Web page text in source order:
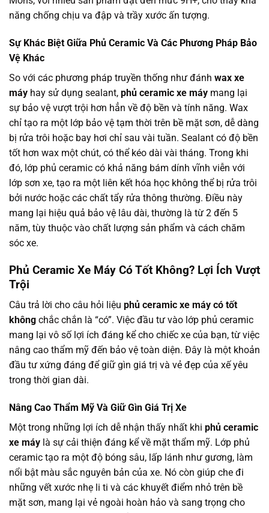
năng chống chịu va đập và trầy xước ấn tượng.
Sự Khác Biệt Giữa Phủ Ceramic Và Các Phương Pháp Bảo
Vệ Khác
So với các phương pháp truyền thống như đánh wax xe
máy hay sử dụng sealant, phủ ceramic xe máy mang lại
sự bảo vệ vượt trội hơn hẳn về độ bền và tính năng. Wax
chỉ tạo ra một lớp bảo vệ tạm thời trên bề mặt sơn, dễ dàng
bị rửa trôi hoặc bay hơi chỉ sau vài tuần. Sealant có độ bền
tốt hơn wax một chút, có thể kéo dài vài tháng. Trong khi
đó, lớp phủ ceramic có khả năng bám dính vĩnh viễn với
lớp sơn xe, tạo ra một liên kết hóa học không thể bị rửa trôi
bởi nước hoặc các chất tẩy rửa thông thường. Điều này
mang lại hiệu quả bảo vệ lâu dài, thường là từ 2 đến 5
năm, tùy thuộc vào chất lượng sản phẩm và cách chăm
sóc xe.
Phủ Ceramic Xe Máy Có Tốt Không? Lợi Ích Vượt
Trội
Câu trả lời cho câu hỏi liệu phủ ceramic xe máy có tốt
không chắc chắn là “có”. Việc đầu tư vào lớp phủ ceramic
mang lại vô số lợi ích đáng kể cho chiếc xe của bạn, từ việc
nâng cao thẩm mỹ đến bảo vệ toàn diện. Đây là một khoản
đầu tư xứng đáng để giữ gìn giá trị và vẻ đẹp của xế yêu
trong thời gian dài.
Nâng Cao Thẩm Mỹ Và Giữ Gìn Giá Trị Xe
Một trong những lợi ích dễ nhận thấy nhất khi phủ ceramic
xe máy là sự cải thiện đáng kể về mặt thẩm mỹ. Lớp phủ
ceramic tạo ra một độ bóng sâu, lấp lánh như gương, làm
nổi bật màu sắc nguyên bản của xe. Nó còn giúp che đi
những vết xước nhẹ li ti và các khuyết điểm nhỏ trên bề
mặt sơn, mang lại vẻ ngoài hoàn hảo và sang trọng cho